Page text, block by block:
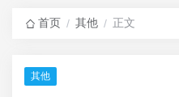
首页 / 其他 / 正文
其他